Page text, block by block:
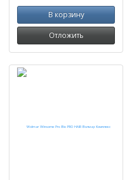
В корзину
Отложить